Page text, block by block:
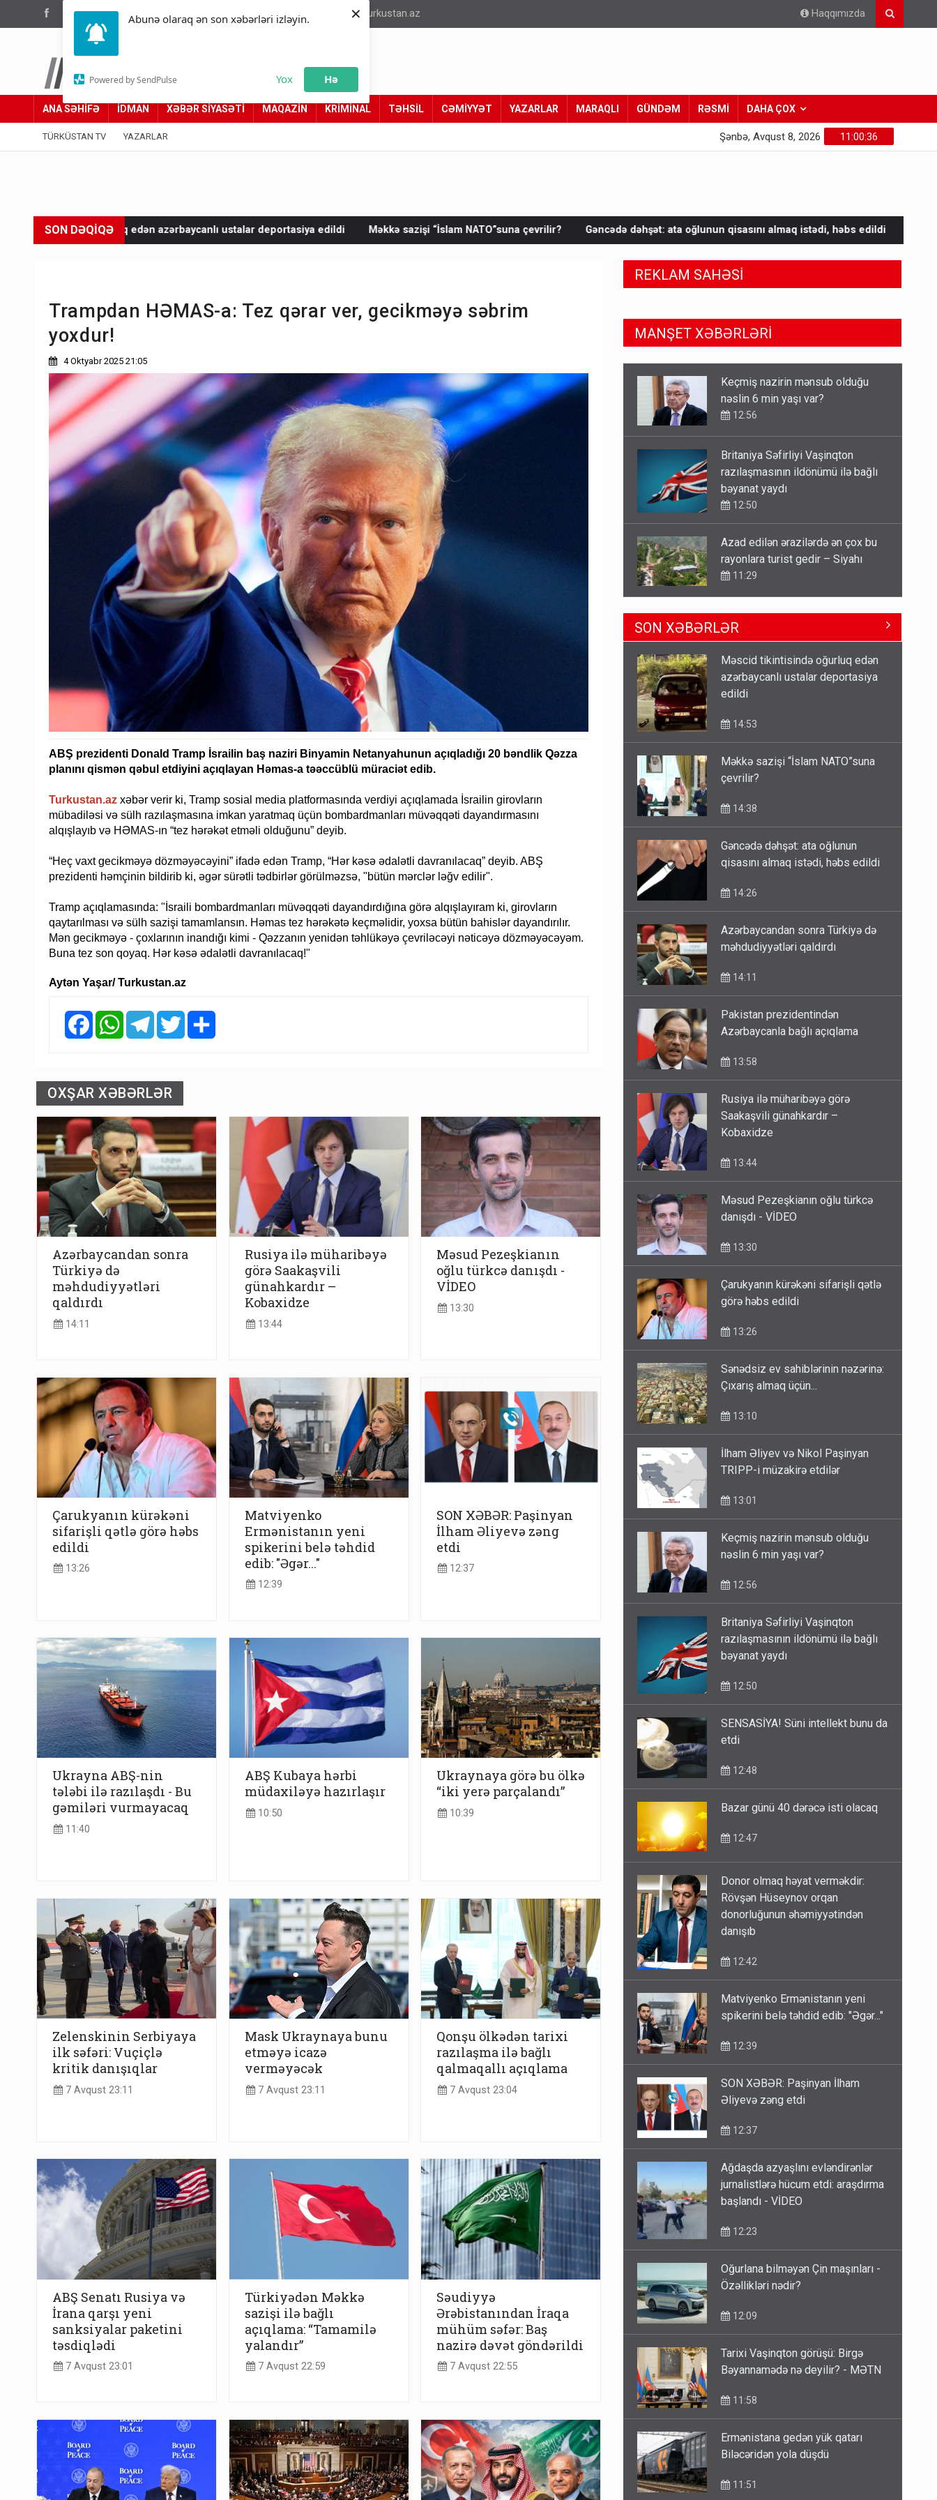
Abunə olaraq ən son xəbərləri izləyin.
Powered by SendPulse Yox Hə
×
(012) 449 94 05 info@turkustan.az Haqqımızda
Türküstan.az
Adımız yolumuzdur
ANA SƏHİFƏ İDMAN XƏBƏR SİYASƏTİ MAQAZİN KRİMİNAL TƏHSİL CƏMİYYƏT YAZARLAR MARAQLI GÜNDƏM RƏSMİ DAHA ÇOX
TÜRKÜSTAN TV YAZARLAR 11:00:38
Şənbə, Avqust 8, 2026
SON DƏQİQƏ
edən azərbaycanlı ustalar deportasiya edildi Məkkə sazişi “İslam NATO”suna çevrilir? Gəncədə dəhşət: ata oğlunun qisasını almaq istədi, həbs edildi Azərbaycandan sonra
Trampdan HƏMAS-a: Tez qərar ver, gecikməyə səbrim
yoxdur!
4 Oktyabr 2025 21:05
ABŞ prezidenti Donald Tramp İsrailin baş naziri Binyamin Netanyahunun açıqladığı 20 bəndlik Qəzza
planını qismən qəbul etdiyini açıqlayan Həmas-a təəccüblü müraciət edib.
Turkustan.az xəbər verir ki, Tramp sosial media platformasında verdiyi açıqlamada İsrailin girovların
mübadiləsi və sülh razılaşmasına imkan yaratmaq üçün bombardmanları müvəqqəti dayandırmasını
alqışlayıb və HƏMAS-ın “tez hərəkət etməli olduğunu” deyib.
“Heç vaxt gecikməyə dözməyəcəyini” ifadə edən Tramp, “Hər kəsə ədalətli davranılacaq” deyib. ABŞ
prezidenti həmçinin bildirib ki, əgər sürətli tədbirlər görülməzsə, "bütün mərclər ləğv edilir".
Tramp açıqlamasında: "İsraili bombardmanları müvəqqəti dayandırdığına görə alqışlayıram ki, girovların
qaytarılması və sülh sazişi tamamlansın. Həmas tez hərəkətə keçməlidir, yoxsa bütün bahislər dayandırılır.
Mən gecikməyə - çoxlarının inandığı kimi - Qəzzanın yenidən təhlükəyə çevriləcəyi nəticəyə dözməyəcəyəm.
Buna tez son qoyaq. Hər kəsə ədalətli davranılacaq!"
Aytən Yaşar/ Turkustan.az
FacebookWhatsAppTelegramTwitter
OXŞAR XƏBƏRLƏR
Azərbaycandan sonra
Türkiyə də
məhdudiyyətləri
qaldırdı
14:11
Rusiya ilə müharibəyə
görə Saakaşvili
günahkardır –
Kobaxidze
13:44
Məsud Pezeşkianın
oğlu türkcə danışdı -
VİDEO
13:30
Çarukyanın kürəkəni
sifarişli qətlə görə həbs
edildi
13:26
Matviyenko
Ermənistanın yeni
spikerini belə təhdid
edib: "Əgər..."
12:39
SON XƏBƏR: Paşinyan
İlham Əliyevə zəng
etdi
12:37
Ukrayna ABŞ-nin
tələbi ilə razılaşdı - Bu
gəmiləri vurmayacaq
11:40
ABŞ Kubaya hərbi
müdaxiləyə hazırlaşır
10:50
Ukraynaya görə bu ölkə
“iki yerə parçalandı”
10:39
Zelenskinin Serbiyaya
ilk səfəri: Vuçiçlə
kritik danışıqlar
7 Avqust 23:11
Mask Ukraynaya bunu
etməyə icazə
verməyəcək
7 Avqust 23:11
Qonşu ölkədən tarixi
razılaşma ilə bağlı
qalmaqallı açıqlama
7 Avqust 23:04
ABŞ Senatı Rusiya və
İrana qarşı yeni
sanksiyalar paketini
təsdiqlədi
7 Avqust 23:01
Türkiyədən Məkkə
sazişi ilə bağlı
açıqlama: “Tamamilə
yalandır”
7 Avqust 22:59
Səudiyyə
Ərəbistanından İraqa
mühüm səfər: Baş
nazirə dəvət göndərildi
7 Avqust 22:55
REKLAM SAHƏSİ
MANŞET XƏBƏRLƏRİ
Britaniya Səfirliyi Vaşinqton
razılaşmasının ildönümü ilə bağlı
bəyanat yaydı
Azad edilən ərazilərdə ən çox bu
rayonlara turist gedir – Siyahı
11:29
Xocavənddə traktor minaya düşdü
11:02
Pakistan prezidentindən
Azərbaycanla bağlı açıqlama
Sənədsiz ev sahiblərinin nəzərinə:
13:10
Keçmiş nazirin mənsub olduğu
nəslin 6 min yaşı var?
SON XƏBƏRLƏR
Məscid tikintisində oğurluq edən
azərbaycanlı ustalar deportasiya
edildi
14:53
Məkkə sazişi “İslam NATO”suna
çevrilir?
14:38
Gəncədə dəhşət: ata oğlunun
qisasını almaq istədi, həbs edildi
14:26
Azərbaycandan sonra Türkiyə də
məhdudiyyətləri qaldırdı
14:11
Pakistan prezidentindən
Azərbaycanla bağlı açıqlama
13:58
Rusiya ilə müharibəyə görə
Saakaşvili günahkardır –
Kobaxidze
13:44
Məsud Pezeşkianın oğlu türkcə
danışdı - VİDEO
13:30
Çarukyanın kürəkəni sifarişli qətlə
görə həbs edildi
13:26
Sənədsiz ev sahiblərinin nəzərinə:
Çıxarış almaq üçün...
13:10
İlham Əliyev və Nikol Paşinyan
TRIPP-i müzakirə etdilər
13:01
Keçmiş nazirin mənsub olduğu
nəslin 6 min yaşı var?
12:56
Britaniya Səfirliyi Vaşinqton
razılaşmasının ildönümü ilə bağlı
bəyanat yaydı
12:50
SENSASİYA! Süni intellekt bunu da
etdi
12:48
Bazar günü 40 dərəcə isti olacaq
12:47
Donor olmaq həyat verməkdir:
Rövşən Hüseynov orqan
donorluğunun əhəmiyyətindən
danışıb
12:42
Matviyenko Ermənistanın yeni
spikerini belə təhdid edib: "Əgər..."
12:39
SON XƏBƏR: Paşinyan İlham
Əliyevə zəng etdi
12:37
Ağdaşda azyaşlını evləndirənlər
jurnalistlərə hücum etdi: araşdırma
başlandı - VİDEO
12:23
Oğurlana bilməyən Çin maşınları -
Özəllikləri nədir?
12:09
Tarixi Vaşinqton görüşü: Birgə
Bəyannamədə nə deyilir? - MƏTN
11:58
Ermənistana gedən yük qatarı
Biləcəridən yola düşdü
11:51